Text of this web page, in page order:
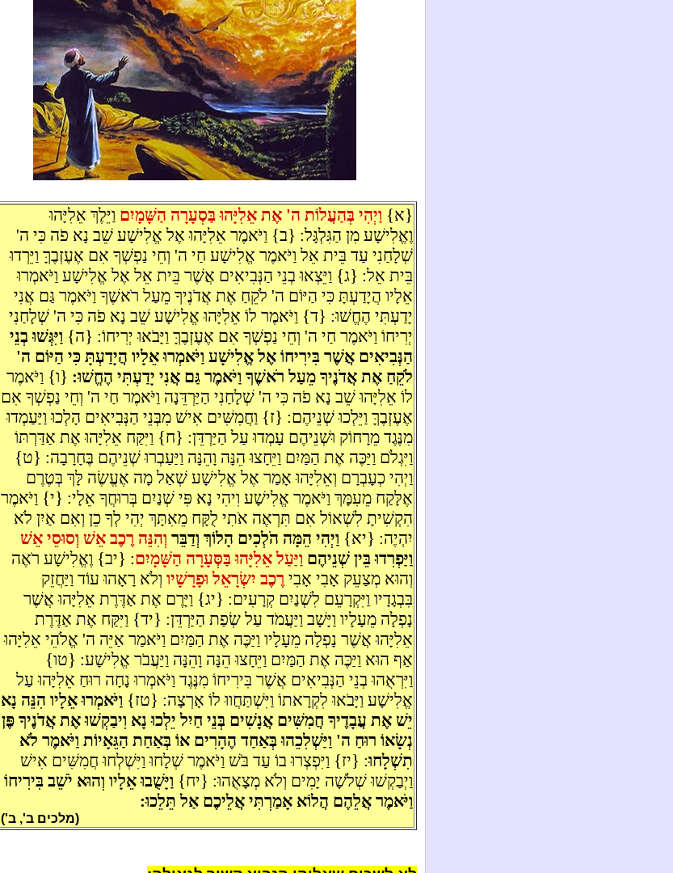
{א} וַיְהִי בְּהַעֲלוֹת ה' אֶת אֵלִיָּהוּ בַּסְעָרָה הַשָּׁמָיִם וַיֵּלֶךְ אֵלִיָּהוּ
וֶאֱלִישָׁע מִן הַגִּלְגָּל: {ב} וַיֹּאמֶר אֵלִיָּהוּ אֶל אֱלִישָׁע שֵׁב נָא פֹה כִּי ה'
שְׁלָחַנִי עַד בֵּית אֵל וַיֹּאמֶר אֱלִישָׁע חַי ה' וְחֵי נַפְשְׁךָ אִם אֶעֶזְבֶךָּ וַיֵּרְדוּ
בֵּית אֵל: {ג} וַיֵּצְאוּ בְנֵי הַנְּבִיאִים אֲשֶׁר בֵּית אֵל אֶל אֱלִישָׁע וַיֹּאמְרוּ
אֵלָיו הֲיָדַעְתָּ כִּי הַיּוֹם ה' לֹקֵחַ אֶת אֲדֹנֶיךָ מֵעַל רֹאשֶׁךָ וַיֹּאמֶר גַּם אֲנִי
יָדַעְתִּי הֶחֱשׁוּ: {ד} וַיֹּאמֶר לוֹ אֵלִיָּהוּ אֱלִישָׁע שֵׁב נָא פֹה כִּי ה' שְׁלָחַנִי
יְרִיחוֹ וַיֹּאמֶר חַי ה' וְחֵי נַפְשְׁךָ אִם אֶעֶזְבֶךָּ וַיָּבֹאוּ יְרִיחוֹ: {ה} וַיִּגְּשׁוּ בְנֵי
הַנְּבִיאִים אֲשֶׁר בִּירִיחוֹ אֶל אֱלִישָׁע וַיֹּאמְרוּ אֵלָיו הֲיָדַעְתָּ כִּי הַיּוֹם ה'
לֹקֵחַ אֶת אֲדֹנֶיךָ מֵעַל רֹאשֶׁךָ וַיֹּאמֶר גַּם אֲנִי יָדַעְתִּי הֶחֱשׁוּ: {ו} וַיֹּאמֶר
לוֹ אֵלִיָּהוּ שֵׁב נָא פֹה כִּי ה' שְׁלָחַנִי הַיַּרְדֵּנָה וַיֹּאמֶר חַי ה' וְחֵי נַפְשְׁךָ אִם
אֶעֶזְבֶךָּ וַיֵּלְכוּ שְׁנֵיהֶם: {ז} וַחֲמִשִּׁים אִישׁ מִבְּנֵי הַנְּבִיאִים הָלְכוּ וַיַּעַמְדוּ
מִנֶּגֶד מֵרָחוֹק וּשְׁנֵיהֶם עָמְדוּ עַל הַיַּרְדֵּן: {ח} וַיִּקַּח אֵלִיָּהוּ אֶת אַדַּרְתּוֹ
וַיִּגְלֹם וַיַּכֶּה אֶת הַמַּיִם וַיֵּחָצוּ הֵנָּה וָהֵנָּה וַיַּעַבְרוּ שְׁנֵיהֶם בֶּחָרָבָה: {ט}
וַיְהִי כְעָבְרָם וְאֵלִיָּהוּ אָמַר אֶל אֱלִישָׁע שְׁאַל מָה אֶעֱשֶׂה לָּךְ בְּטֶרֶם
אֶלָּקַח מֵעִמָּךְ וַיֹּאמֶר אֱלִישָׁע וִיהִי נָא פִּי שְׁנַיִם בְּרוּחֲךָ אֵלָי: {י} וַיֹּאמֶר
הִקְשִׁיתָ לִשְׁאוֹל אִם תִּרְאֶה אֹתִי לֻקָּח מֵאִתָּךְ יְהִי לְךָ כֵן וְאִם אַיִן לֹא
יִהְיֶה: {יא} וַיְהִי הֵמָּה הֹלְכִים הָלוֹךְ וְדַבֵּר וְהִנֵּה רֶכֶב אֵשׁ וְסוּסֵי אֵשׁ
וַיַּפְרִדוּ בֵּין שְׁנֵיהֶם וַיַּעַל אֵלִיָּהוּ בַּסְּעָרָה הַשָּׁמָיִם: {יב} וֶאֱלִישָׁע רֹאֶה
וְהוּא מְצַעֵק אָבִי אָבִי רֶכֶב יִשְׂרָאֵל וּפָרָשָׁיו וְלֹא רָאָהוּ עוֹד וַיַּחֲזֵק
בִּבְגָדָיו וַיִּקְרָעֵם לִשְׁנַיִם קְרָעִים: {יג} וַיָּרֶם אֶת אַדֶּרֶת אֵלִיָּהוּ אֲשֶׁר
נָפְלָה מֵעָלָיו וַיָּשָׁב וַיַּעֲמֹד עַל שְׂפַת הַיַּרְדֵּן: {יד} וַיִּקַּח אֶת אַדֶּרֶת
אֵלִיָּהוּ אֲשֶׁר נָפְלָה מֵעָלָיו וַיַּכֶּה אֶת הַמַּיִם וַיֹּאמַר אַיֵּה ה' אֱלֹהֵי אֵלִיָּהוּ
אַף הוּא וַיַּכֶּה אֶת הַמַּיִם וַיֵּחָצוּ הֵנָּה וָהֵנָּה וַיַּעֲבֹר אֱלִישָׁע: {טו}
וַיִּרְאֻהוּ בְנֵי הַנְּבִיאִים אֲשֶׁר בִּירִיחוֹ מִנֶּגֶד וַיֹּאמְרוּ נָחָה רוּחַ אֵלִיָּהוּ עַל
אֱלִישָׁע וַיָּבֹאוּ לִקְרָאתוֹ וַיִּשְׁתַּחֲווּ לוֹ אָרְצָה: {טז} וַיֹּאמְרוּ אֵלָיו הִנֵּה נָא
יֵשׁ אֶת עֲבָדֶיךָ חֲמִשִּׁים אֲנָשִׁים בְּנֵי חַיִל יֵלְכוּ נָא וִיבַקְשׁוּ אֶת אֲדֹנֶיךָ פֶּן
נְשָׂאוֹ רוּחַ ה' וַיַּשְׁלִכֵהוּ בְּאַחַד הֶהָרִים אוֹ בְּאַחַת הַגֵּאָיוֹת וַיֹּאמֶר לֹא
תִשְׁלָחוּ: {יז} וַיִּפְצְרוּ בוֹ עַד בֹּשׁ וַיֹּאמֶר שְׁלָחוּ וַיִּשְׁלְחוּ חֲמִשִּׁים אִישׁ
וַיְבַקְשׁוּ שְׁלֹשָׁה יָמִים וְלֹא מְצָאֻהוּ: {יח} וַיָּשֻׁבוּ אֵלָיו וְהוּא יֹשֵׁב בִּירִיחוֹ
וַיֹּאמֶר אֲלֵהֶם הֲלוֹא אָמַרְתִּי אֲלֵיכֶם אַל תֵּלֵכוּ:
(מלכים ב', ב')